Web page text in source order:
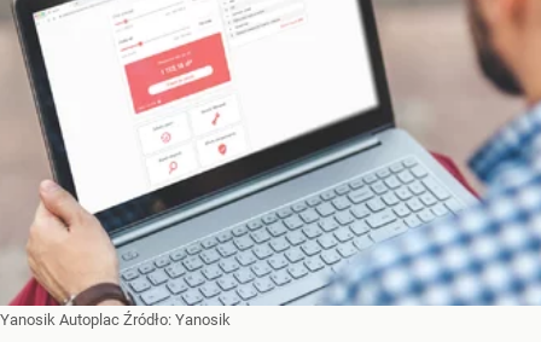
Yanosik Autoplac Źródło: Yanosik